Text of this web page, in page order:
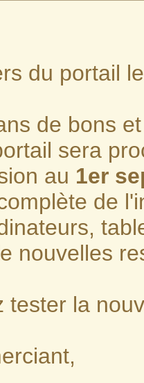
du portail
de bons
sera
au 1er
de
nouvelles
tester la